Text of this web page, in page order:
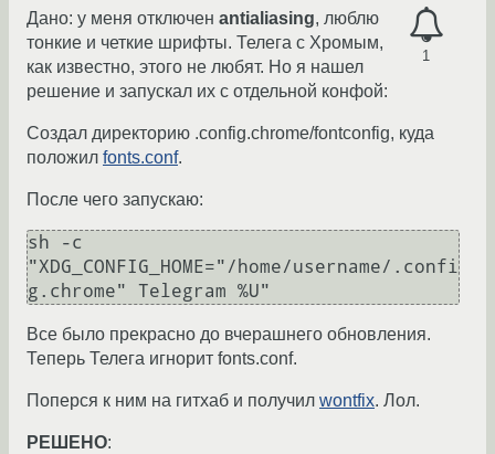
1
Дано: у меня отключен antialiasing, люблю
тонкие и четкие шрифты. Телега с Хромым,
как известно, этого не любят. Но я нашел
решение и запускал их с отдельной конфой:
Создал директорию .config.chrome/fontconfig, куда
положил fonts.conf.
После чего запускаю:
sh -c
"XDG_CONFIG_HOME="/home/username/.confi
g.chrome" Telegram %U"
Все было прекрасно до вчерашнего обновления.
Теперь Телега игнорит fonts.conf.
Поперся к ним на гитхаб и получил wontfix. Лол.
РЕШЕНО: